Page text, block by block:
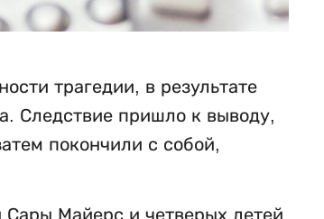
трагедии, в результате
Следствие пришло к выводу,
покончили с собой,
Майерс и четверых детей